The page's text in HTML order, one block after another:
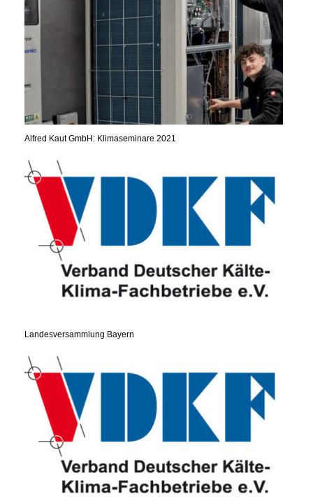
Alfred Kaut GmbH: Klimaseminare 2021
Landesversammlung Bayern